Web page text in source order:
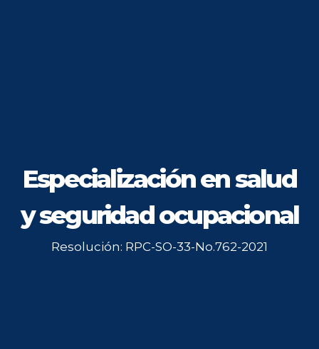
Especialización en salud
y seguridad ocupacional
Resolución: RPC-SO-33-No.762-2021